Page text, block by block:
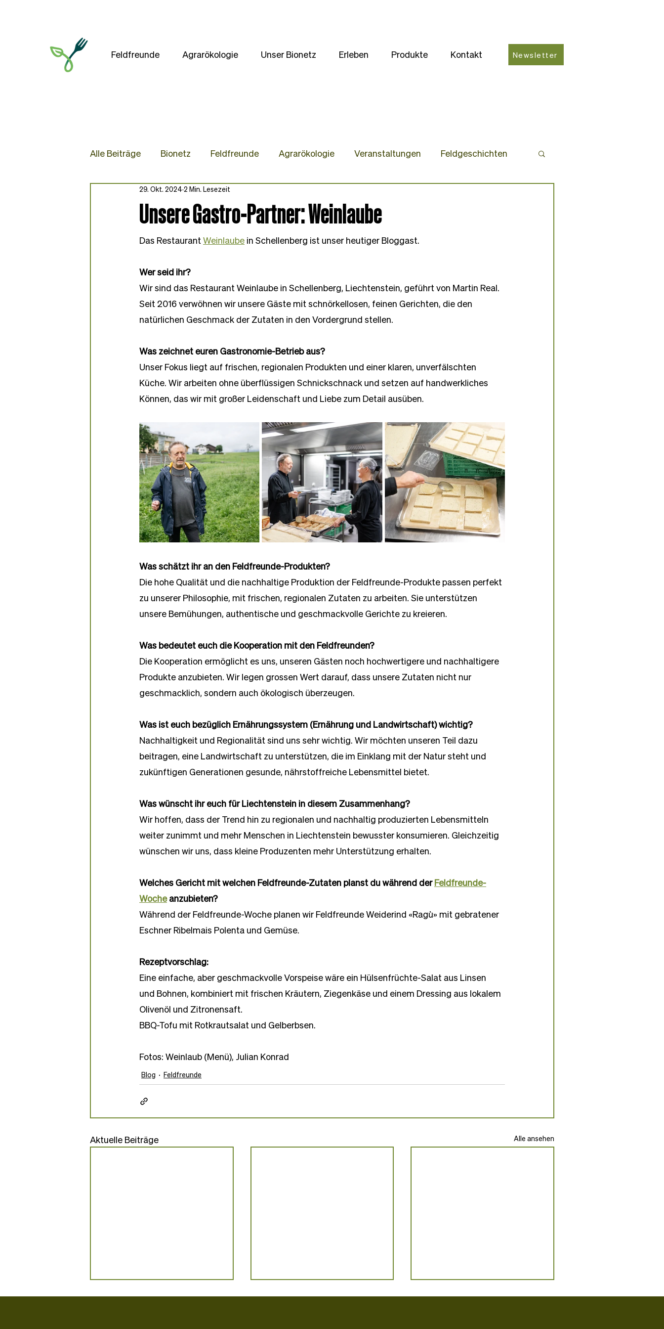
Feldfreunde Agrarökologie Unser Bionetz Erleben Produkte Kontakt Newsletter
Alle Beiträge Bionetz Feldfreunde Agrarökologie Veranstaltungen Feldgeschichten
Blog Rezepte
Unsere Gastro-Partner: Weinlaube
29. Okt. 2024 2 Min. Lesezeit
Das Restaurant Weinlaube in Schellenberg ist unser heutiger Bloggast.
Wer seid ihr?
Wir sind das Restaurant Weinlaube in Schellenberg, Liechtenstein, geführt von Martin Real.
Seit 2016 verwöhnen wir unsere Gäste mit schnörkellosen, feinen Gerichten, die den
natürlichen Geschmack der Zutaten in den Vordergrund stellen.
Was zeichnet euren Gastronomie-Betrieb aus?
Unser Fokus liegt auf frischen, regionalen Produkten und einer klaren, unverfälschten
Küche. Wir arbeiten ohne überflüssigen Schnickschnack und setzen auf handwerkliches
Können, das wir mit großer Leidenschaft und Liebe zum Detail ausüben.
Was schätzt ihr an den Feldfreunde-Produkten?
Die hohe Qualität und die nachhaltige Produktion der Feldfreunde-Produkte passen perfekt
zu unserer Philosophie, mit frischen, regionalen Zutaten zu arbeiten. Sie unterstützen
unsere Bemühungen, authentische und geschmackvolle Gerichte zu kreieren.
Was bedeutet euch die Kooperation mit den Feldfreunden?
Die Kooperation ermöglicht es uns, unseren Gästen noch hochwertigere und nachhaltigere
Produkte anzubieten. Wir legen grossen Wert darauf, dass unsere Zutaten nicht nur
geschmacklich, sondern auch ökologisch überzeugen.
Was ist euch bezüglich Ernährungssystem (Ernährung und Landwirtschaft) wichtig?
Nachhaltigkeit und Regionalität sind uns sehr wichtig. Wir möchten unseren Teil dazu
beitragen, eine Landwirtschaft zu unterstützen, die im Einklang mit der Natur steht und
zukünftigen Generationen gesunde, nährstoffreiche Lebensmittel bietet.
Was wünscht ihr euch für Liechtenstein in diesem Zusammenhang?
Wir hoffen, dass der Trend hin zu regionalen und nachhaltig produzierten Lebensmitteln
weiter zunimmt und mehr Menschen in Liechtenstein bewusster konsumieren. Gleichzeitig
wünschen wir uns, dass kleine Produzenten mehr Unterstützung erhalten.
Welches Gericht mit welchen Feldfreunde-Zutaten planst du während der Feldfreunde-
Woche anzubieten?
Während der Feldfreunde-Woche planen wir Feldfreunde Weiderind «Ragù» mit gebratener
Eschner Ribelmais Polenta und Gemüse.
Rezeptvorschlag:
Eine einfache, aber geschmackvolle Vorspeise wäre ein Hülsenfrüchte-Salat aus Linsen
und Bohnen, kombiniert mit frischen Kräutern, Ziegenkäse und einem Dressing aus lokalem
Olivenöl und Zitronensaft.
BBQ-Tofu mit Rotkrautsalat und Gelberbsen.
Fotos: Weinlaub (Menü), Julian Konrad
Blog Feldfreunde
Aktuelle Beiträge Alle ansehen